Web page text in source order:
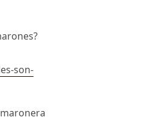
son-